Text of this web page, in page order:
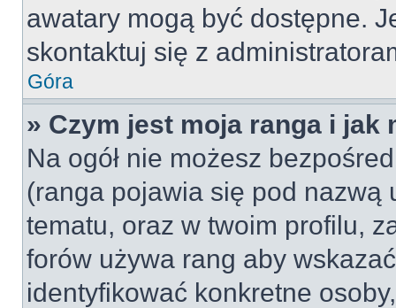
awatary mogą być dostępne.
skontaktuj się z
Góra
» Czym jest moja ranga i jak
Na ogół nie możesz
(ranga pojawia się pod
tematu, oraz w twoim profilu,
forów używa rang aby
identyfikować konkretne